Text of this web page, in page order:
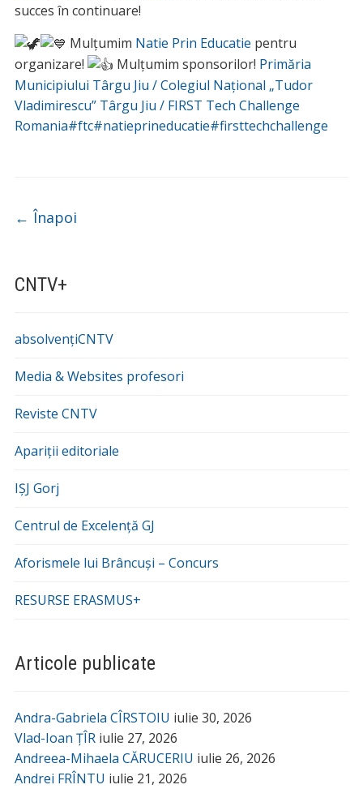
CNTV+
absolvențiCNTV
Media & Websites profesori
Reviste CNTV
Apariții editoriale
IȘJ Gorj
Centrul de Excelență GJ
Aforismele lui Brâncuși – Concurs
RESURSE ERASMUS+
Articole publicate
Andra-Gabriela CÎRSTOIU iulie 30, 2026
Vlad-Ioan ȚÎR iulie 27, 2026
Andreea-Mihaela CĂRUCERIU iulie 26, 2026
Andrei FRÎNTU iulie 21, 2026
succes în continuare!
Mulțumim Natie Prin Educatie pentru
organizare!
Mulțumim sponsorilor! Primăria
Municipiului Târgu Jiu / Colegiul Național „Tudor
Vladimirescu” Târgu Jiu / FIRST Tech Challenge
Romania#ftc#natieprineducatie#firsttechchallenge
Navigare
← Înapoi